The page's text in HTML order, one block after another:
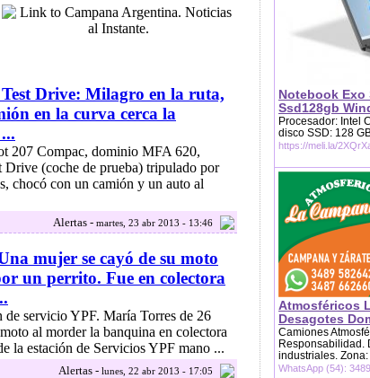
Drive: Milagro en la ruta,
en la curva cerca la
207 Compac, dominio MFA 620,
Drive (coche de prueba) tripulado por
chocó con un camión y un auto al
Alertas - martes, 23 abr 2013 - 13:46
mujer se cayó de su moto
un perrito. Fue en colectora
de servicio YPF. María Torres de 26
al morder la banquina en colectora
la estación de Servicios YPF mano ...
Alertas - lunes, 22 abr 2013 - 17:05
Notebook Exo
Ssd128gb
Procesador: Intel
disco SSD: 128
https://meli.la/
Atmosféricos
Desagotes
Camiones
Responsabilidad.
industriales. Zona:
WhatsApp (54):